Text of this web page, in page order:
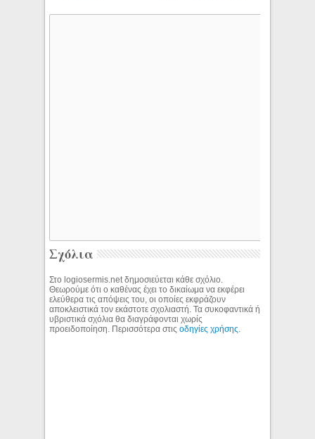
Σχόλια
Στο logiosermis.net δημοσιεύεται κάθε σχόλιο.
Θεωρούμε ότι ο καθένας έχει το δικαίωμα να εκφέρει
ελεύθερα τις απόψεις του, οι οποίες εκφράζουν
αποκλειστικά τον εκάστοτε σχολιαστή. Τα συκοφαντικά ή
υβριστικά σχόλια θα διαγράφονται χωρίς
προειδοποίηση. Περισσότερα στιςοδηγίες χρήσης.